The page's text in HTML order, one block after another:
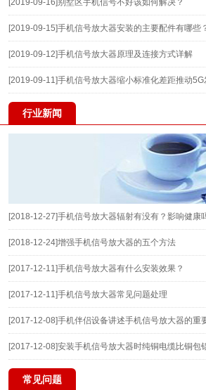
[2019-09-16]别墅区手机信号不好该如何解决？
[2019-09-15]手机信号放大器安装的主要配件有哪些
[2019-09-12]手机信号放大器原理及连接方式详解
[2019-09-11]手机信号放大器缩小标准化差距推动5G
行业新闻
[2018-12-27]手机信号放大器辐射有没有？影响健康
[2018-12-24]增强手机信号放大器的五个方法
[2017-12-11]手机信号放大器有什么安装效果？
[2017-12-11]手机信号放大器常见问题处理
[2017-12-08]手机伴侣设备讲述手机信号放大器的重
[2017-12-08]安装手机信号放大器时纯铜电缆比铜包
常见问题